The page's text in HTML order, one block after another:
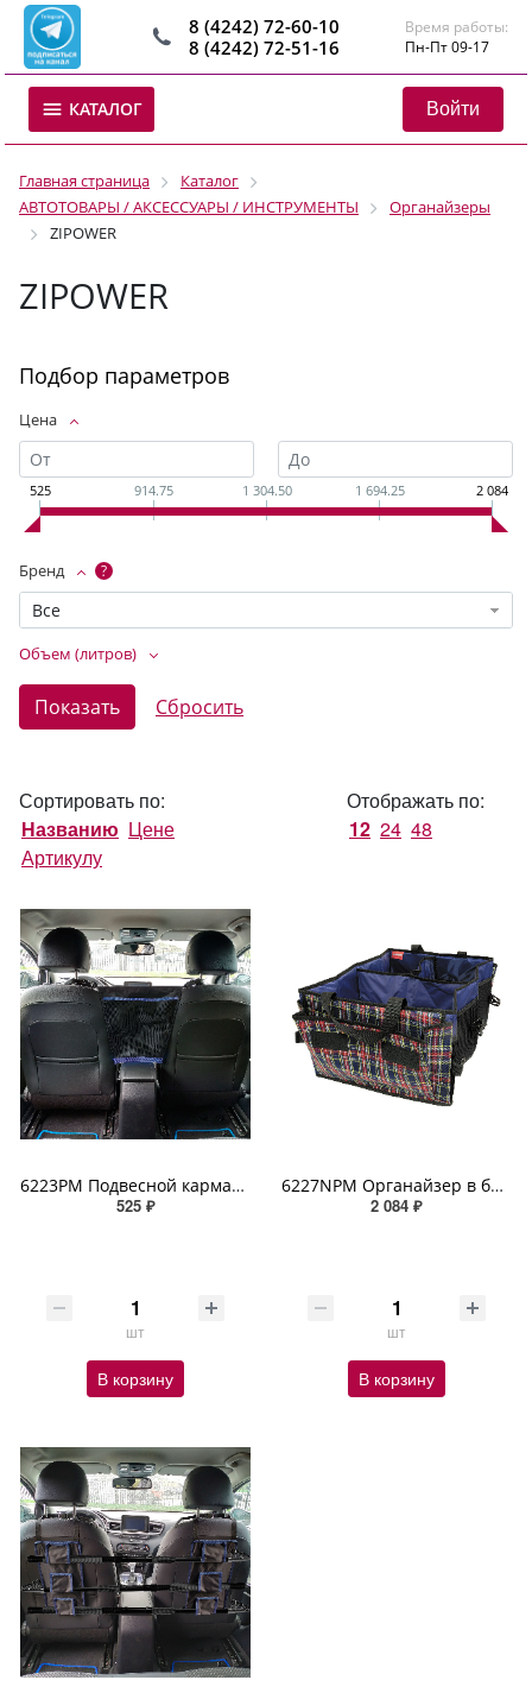
8 (4242) 72-60-10
8 (4242) 72-51-16
Время работы:
Пн-Пт 09-17
КАТАЛОГ Войти
Главная страница
Каталог
АВТОТОВАРЫ / АКСЕССУАРЫ / ИНСТРУМЕНТЫ
Органайзеры
ZIPOWER
ZIPOWER
Подбор параметров
Цена
525 914.75 1 304.50 1 694.25 2 084
Бренд ?
Все
Объем (литров)
Сортировать по:
Названию Цене
Артикулу
Отображать по:
12 24 48
6223PM Подвесной карман-органайзер ZIPOWER
525 ₽
шт
В корзину
6227NPM Органайзер в багажник автомобиля 55x40x28 см. ZIPOWER
2 084 ₽
шт
В корзину